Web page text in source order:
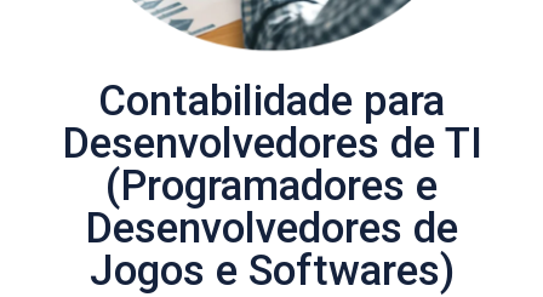
Contabilidade para
Desenvolvedores de TI
(Programadores e
Desenvolvedores de
Jogos e Softwares)